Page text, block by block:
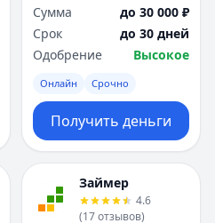
Сумма
до 30 000 ₽
Срок
до 30 дней
Одобрение
Высокое
Онлайн Срочно
Получить деньги
Займер
4.6
(17отзывов)